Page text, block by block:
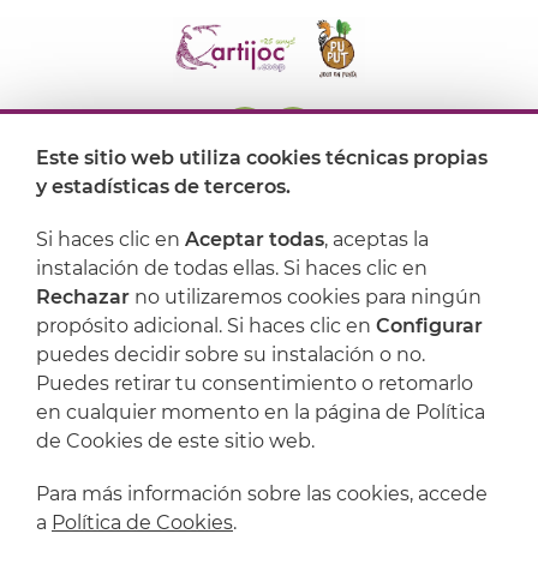
Dónde encontrarnos
Artijoc
Soporte
Este sitio web utiliza cookies técnicas propias
y estadísticas de terceros.
Si haces clic en Aceptar todas, aceptas la
instalación de todas ellas. Si haces clic en
Rechazar no utilizaremos cookies para ningún
propósito adicional. Si haces clic en Configurar
puedes decidir sobre su instalación o no.
Puedes retirar tu consentimiento o retomarlo
en cualquier momento en la página de Política
de Cookies de este sitio web.
Para más información sobre las cookies, accede
a Política de Cookies.